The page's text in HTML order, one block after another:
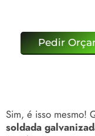
Pedir
Sim, é isso mesmo!
soldada